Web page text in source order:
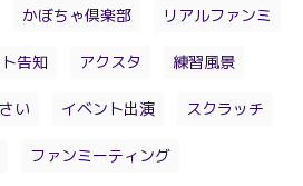
かぼちゃ倶楽部 リアルファンミ
告知 アクスタ 練習風景
い イベント出演 スクラッチ
ファンミーティング